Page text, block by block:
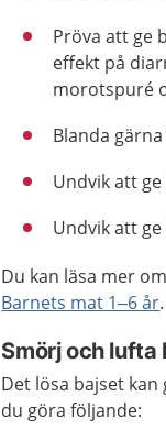
Pröva att ge
effekt på
morotspuré
Blanda
Undvik att
Undvik att
Du kan läsa mer
Barnets mat 1–6 år.
Smörj och lufta
Det lösa bajset
du göra följande: